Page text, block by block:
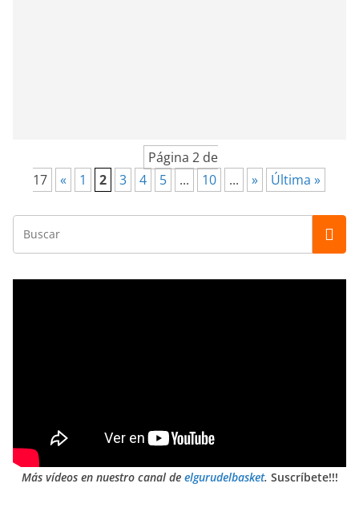
Página 2 de
17
« 1 2 3 4 5 ... 10 ... » Última »
Más vídeos en nuestro canal de elgurudelbasket. Suscríbete!!!